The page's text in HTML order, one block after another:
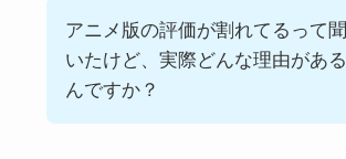
アニメ版の評価が割れてるって聞
いたけど、実際どんな理由がある
んですか？